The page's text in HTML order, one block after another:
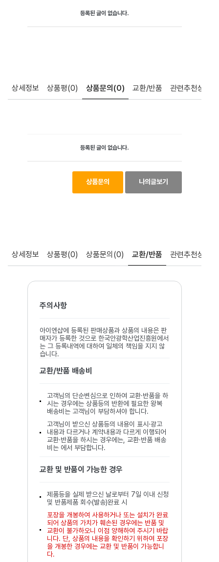
등록된 글이 없습니다.
상세정보 상품평(0) 상품문의 (0) 교환/반품 관련추천상품
등록된 글이 없습니다.
상품문의 나의글보기
상세정보 상품평(0) 상품문의 (0) 교환/반품 관련추천상품
주의사항
아이엔샵에 등록된 판매상품과 상품의 내용은 판
매자가 등록한 것으로 한국안광학산업진흥원에서
는 그 등록내역에 대하여 일체의 책임을 지지 않
습니다.
교환/반품 배송비
고객님의 단순변심으로 인하여 교환·반품을 하
시는 경우에는 상품등의 반환에 필요한 왕복
배송비는 고객님이 부담하셔야 합니다.
고객님이 받으신 상품등의 내용이 표시·광고
내용과 다르거나 계약내용과 다르게 이행되어
교환·반품을 하시는 경우에는, 교환·반품 배송
비는 에서 부담합니다.
교환 및 반품이 가능한 경우
제품등을 실제 받으신 날로부터 7일 이내 신청
및 반품제품 회수(발송)완료 시
포장을 개봉하여 사용하거나 또는 설치가 완료
되어 상품의 가치가 훼손된 경우에는 반품 및
교환이 불가하오니 이점 양해하여 주시기 바랍
니다. 단, 상품의 내용을 확인하기 위하여 포장
을 개봉한 경우에는 교환 및 반품이 가능합니
다.